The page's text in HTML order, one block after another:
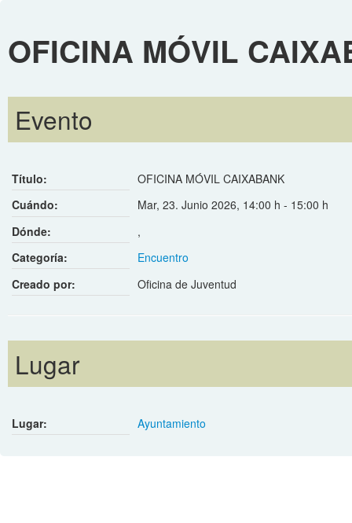
OFICINA MÓVIL
Evento
Título:
OFICINA MÓVIL CAIXABANK
Cuándo:
Mar, 23. Junio 2026, 14:00 h - 15:00 h
Dónde:
,
Categoría:
Encuentro
Creado por:
Oficina de Juventud
Lugar
Lugar: Ayuntamiento